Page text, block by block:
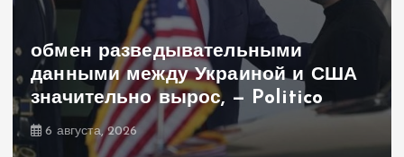
обмен разведывательными
данными между Украиной и США
значительно вырос, — Politico
6 августа, 2026